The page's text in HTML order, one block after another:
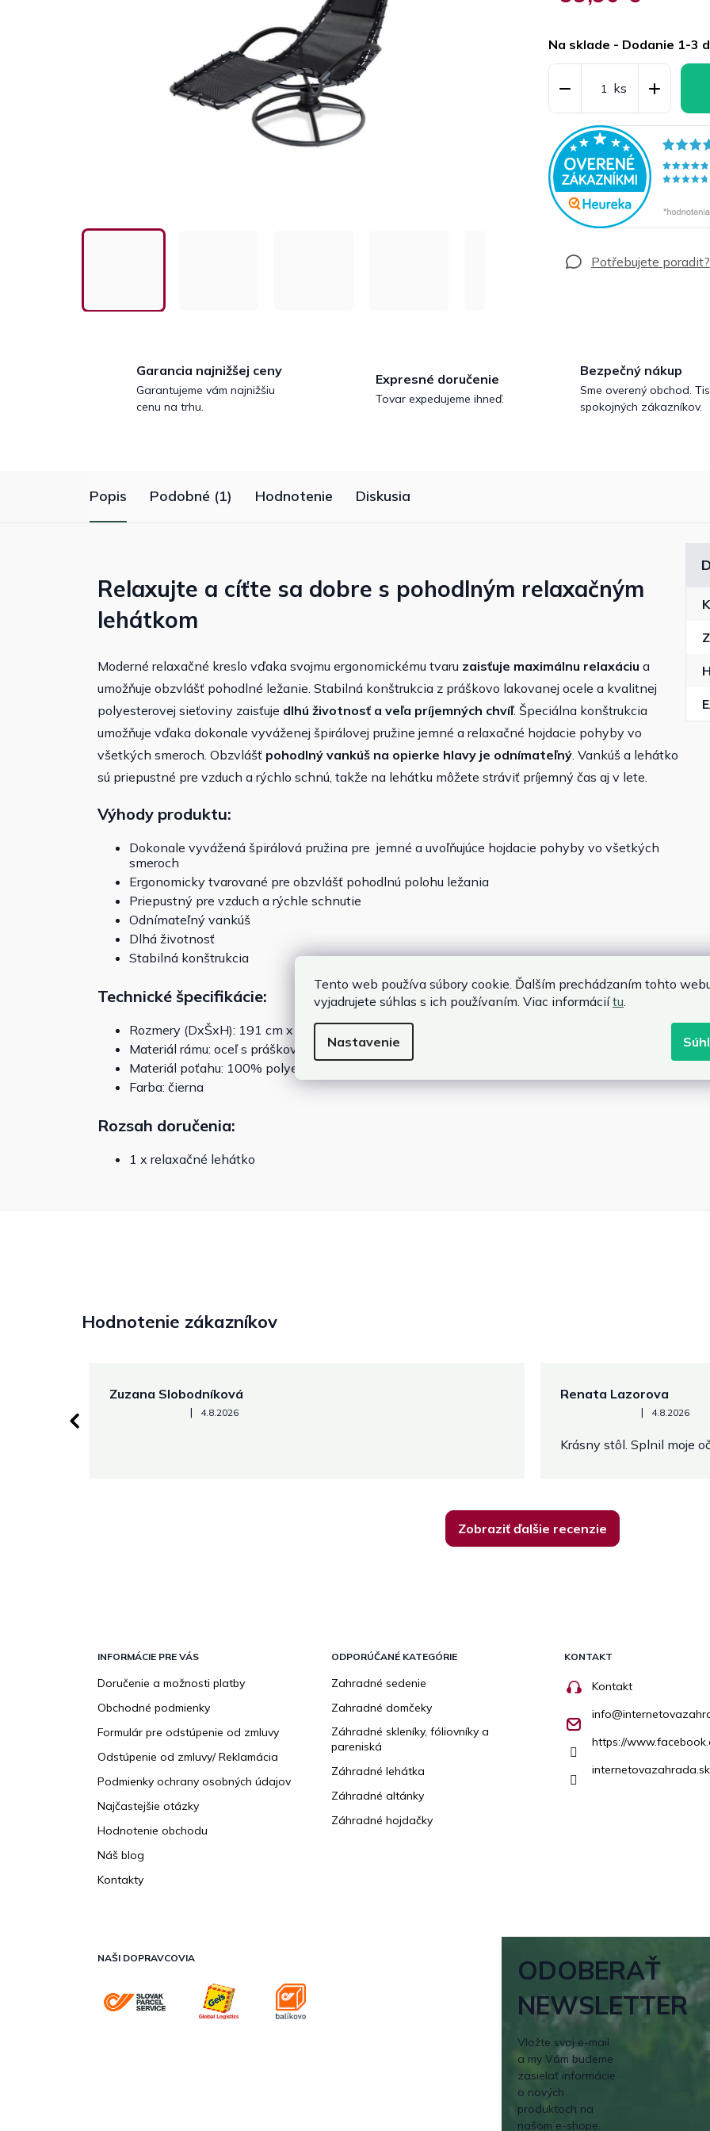
Tento web používa súbory cookie. Ďalším prechádzaním tohto
vyjadrujete súhlas s ich používaním. Viac informáciítu.
Nastavenie
cena:
Na sklade - Dodanie 1-3
Garancia najnižšej ceny
Garantujeme vám najnižšiu
cenu na trhu.
Expresné doručenie
Tovar expedujeme ihneď.
Bezpečný nákup
Sme overený obchod.
spokojných zákazníkov.
Popis Podobné (1) Hodnotenie Diskusia
Relaxujte a cíťte sa dobre s pohodlným relaxačným
lehátkom
Moderné relaxačné kreslo vďaka svojmu ergonomickému tvaru zaisťuje maximálnu relaxáciu a
umožňuje obzvlášť pohodlné ležanie. Stabilná konštrukcia z práškovo lakovanej ocele a kvalitnej
polyesterovej sieťoviny zaisťuje dlhú životnosť a veľa príjemných chvíľ. Špeciálna konštrukcia
umožňuje vďaka dokonale vyváženej špirálovej pružine jemné a relaxačné hojdacie pohyby vo
všetkých smeroch. Obzvlášť pohodlný vankúš na opierke hlavy je odnímateľný. Vankúš a lehátko
sú priepustné pre vzduch a rýchlo schnú, takže na lehátku môžete stráviť príjemný čas aj v lete.
Výhody produktu:
Dokonale vyvážená špirálová pružina pre jemné a uvoľňujúce hojdacie pohyby vo všetkých
smeroch
Ergonomicky tvarované pre obzvlášť pohodlnú polohu ležania
Priepustný pre vzduch a rýchle schnutie
Odnímateľný vankúš
Dlhá životnosť
Stabilná konštrukcia
Technické špecifikácie:
Rozmery (DxŠxH): 191 cm x 77 cm x 82 cm
Materiál rámu: oceľ s práškovým nástrekom
Materiál poťahu: 100% polyester
Farba: čierna
Rozsah doručenia:
1 x relaxačné lehátko
Hodnotenie zákazníkov
Zuzana Slobodníková
Hodnotenie obchodu je 5 z 5 hviezdičiek.
| 4.8.2026
Renata Lazorova
Hodnotenie obchodu je 5 z
| 4.8.2026
Krásny stôl. Splnil moje
Zobraziť ďalšie recenzie
INFORMÁCIE PRE VÁS
Doručenie a možnosti platby
Obchodné podmienky
Formulár pre odstúpenie od zmluvy
Odstúpenie od zmluvy/ Reklamácia
Podmienky ochrany osobných údajov
Najčastejšie otázky
Hodnotenie obchodu
Náš blog
Kontakty
ODPORÚČANÉ KATEGÓRIE
Zahradné sedenie
Zahradné domčeky
Záhradné skleníky, fóliovníky a
pareniská
Záhradné lehátka
Záhradné altánky
Záhradné hojdačky
KONTAKT
Kontakt
info@
https://
internetovazahrada.sk
NAŠI DOPRAVCOVIA
ODOBERAŤ
NEWSLETTER
Vložte svoj e-mail
a my Vám budeme
zasielať informácie
o nových
produktoch na
našom e-shope.